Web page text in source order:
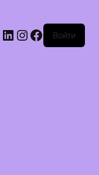
LinkedIn
Instagram
Facebook
Войти